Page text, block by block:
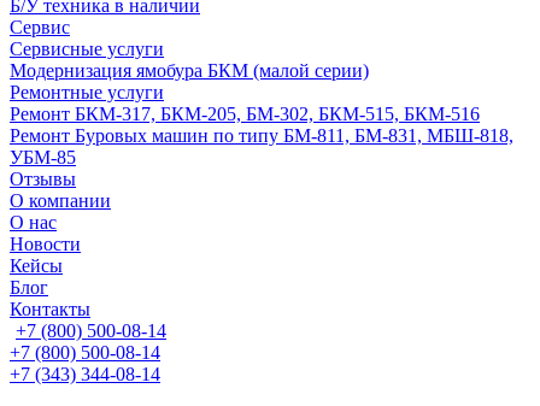
Б/У техника в наличии
Сервис
Сервисные услуги
Модернизация ямобура БКМ (малой серии)
Ремонтные услуги
Ремонт БКМ-317, БКМ-205, БМ-302, БКМ-515, БКМ-516
Ремонт Буровых машин по типу БМ-811, БМ-831, МБШ-818,
УБМ-85
Отзывы
О компании
О нас
Новости
Кейсы
Блог
Контакты
+7 (800) 500-08-14
+7 (800) 500-08-14
+7 (343) 344-08-14